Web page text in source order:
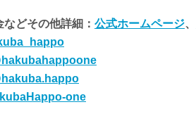
どその他詳細： 公式ホームページ、
one